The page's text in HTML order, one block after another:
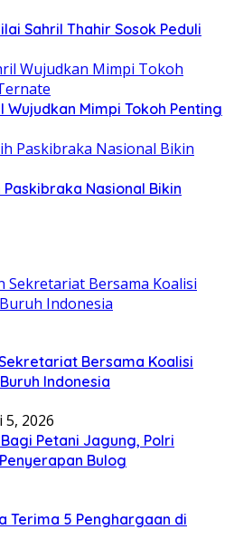
Sahril Thahir Sosok Peduli
Wujudkan Mimpi Tokoh Penting
Nasional Bikin
Bersama Koalisi
Indonesia
5, 2026
Petani Jagung, Polri
Bulog
Terima 5 Penghargaan di